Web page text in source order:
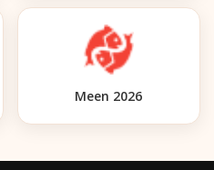
Meen 2026